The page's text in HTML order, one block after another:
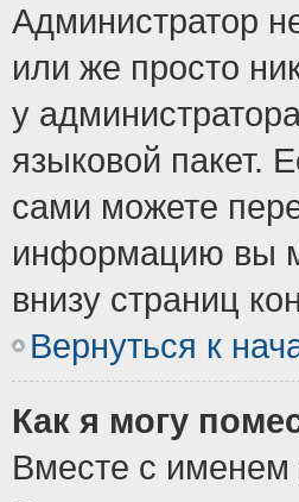
Администратор
или же просто
у
языковой пакет.
сами можете
информацию вы
внизу страниц
Вернуться к
Как я могу
Вместе с именем